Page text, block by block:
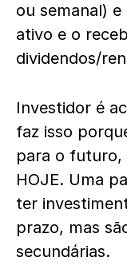
ou semanal)
ativo e o
dividendos/
Investidor é
faz isso
para o futuro,
HOJE. Uma
ter
prazo, mas
secundárias.